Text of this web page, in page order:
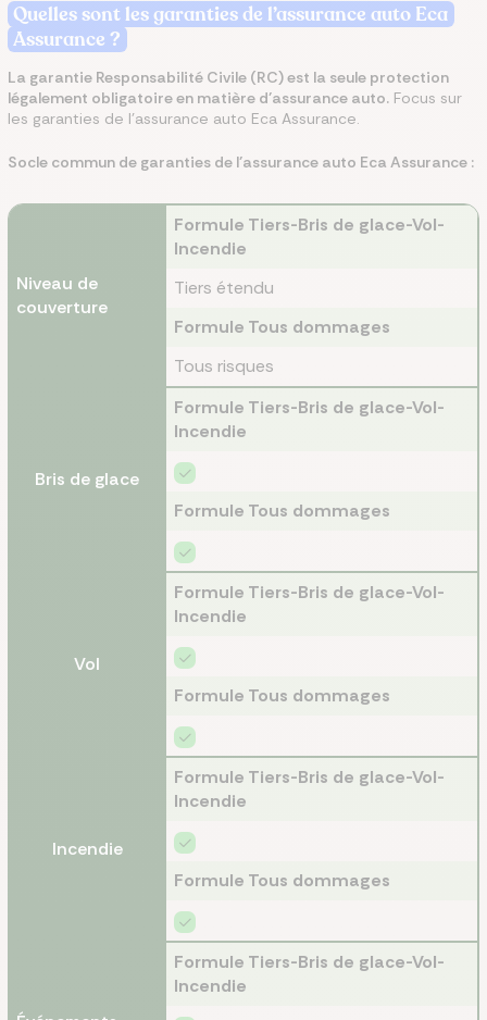
Quelles sont les garanties de l’assurance auto Eca
Assurance ?
La garantie Responsabilité Civile (RC) est la seule protection
légalement obligatoire en matière d’assurance auto. Focus sur
les garanties de l’assurance auto Eca Assurance.
Socle commun de garanties de l’assurance auto Eca Assurance :
Niveau de
couverture
Formule Tiers-Bris de glace-Vol-
Incendie
Tiers étendu
Formule Tous dommages
Tous risques
Bris de glace
Formule Tiers-Bris de glace-Vol-
Incendie
Formule Tous dommages
Vol
Formule Tiers-Bris de glace-Vol-
Incendie
Formule Tous dommages
Incendie
Formule Tiers-Bris de glace-Vol-
Incendie
Formule Tous dommages
Formule Tiers-Bris de glace-Vol-
Incendie